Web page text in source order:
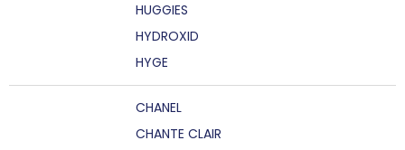
HUGGIES
HYDROXID
HYGE
CHANEL
CHANTE CLAIR